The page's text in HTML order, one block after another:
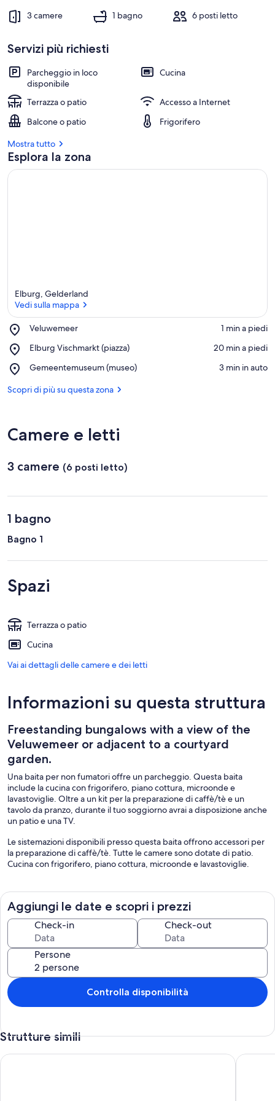
3 camere 1 bagno 6 posti letto
Servizi più richiesti
Parcheggio in loco
disponibile
Cucina
Terrazza o patio
Accesso a Internet
Balcone o patio
Frigorifero
Mostra tutto
Esplora la zona
Elburg, Gelderland
Vedi sulla mappa
Veluwemeer
Place,
‪1 min a piedi‬
Elburg Vischmarkt (piazza)
Place,
Vischmarkt
‪20 min a piedi‬
Gemeentemuseum (museo)
Place,
(museo)
‪3 min in auto‬
Scopri di più su questa zona
Camere e letti
3 camere (6 posti letto)
1 bagno
Bagno 1
Spazi
Terrazza o patio
Cucina
Vai ai dettagli delle camere e dei letti
Informazioni su questa struttura
Freestanding bungalows with a view of the
Veluwemeer or adjacent to a courtyard
garden.
Una baita per non fumatori offre un parcheggio. Questa baita
include la cucina con frigorifero, piano cottura, microonde e
lavastoviglie. Oltre a un kit per la preparazione di caffè/tè e un
tavolo da pranzo, durante il tuo soggiorno avrai a disposizione anche
un patio e una TV.
Le sistemazioni disponibili presso questa baita offrono accessori per
la preparazione di caffè/tè. Tutte le camere sono dotate di patio.
Cucina con frigorifero, piano cottura, microonde e lavastoviglie.
Aggiungi le date e scopri i prezzi
Check-in Check-out
Persone
Controlla disponibilità
Strutture simili
A cozy farmhouse-style cottage in a wooded area withGoing